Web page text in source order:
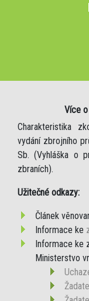
Více
Charakteristika
vydání zbrojního
Sb. (Vyhláška o
zbraních).
Užitečné odkazy:
Článek
Informace ke
Informace ke
Ministerstvo